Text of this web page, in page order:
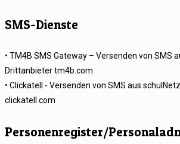
SMS-Dienste
• TM4B SMS Gateway – Versenden von SMS
Drittanbieter tm4b.com
• Clickatell - Versenden von SMS aus
clickatell.com
Personenregister/